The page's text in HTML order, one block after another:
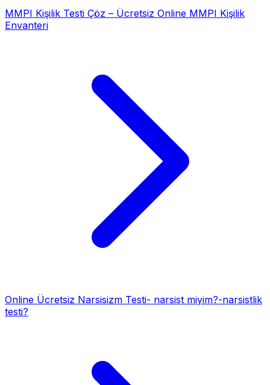
MMPI Kişilik Testi Çöz – Ücretsiz Online MMPI Kişilik
Envanteri
Online Ücretsiz Narsisizm Testi- narsist miyim?-narsistlik
testi?